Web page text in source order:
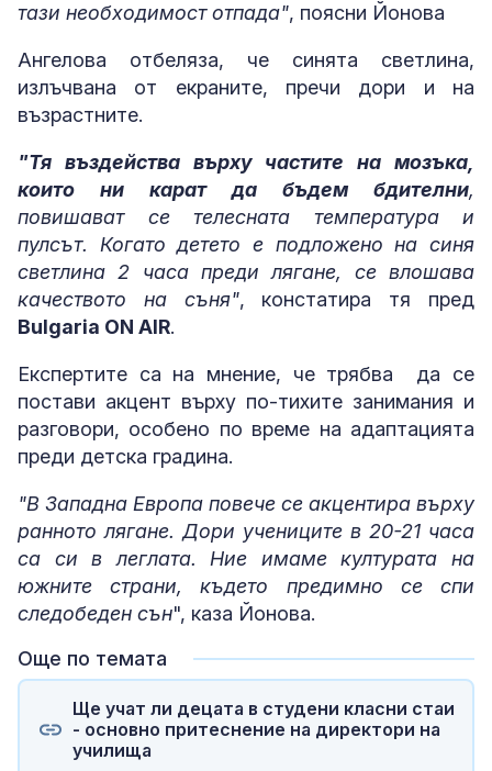
тази необходимост отпада", поясни Йонова
Ангелова отбеляза, че синята светлина,
излъчвана от екраните, пречи дори и на
възрастните.
"Тя въздейства върху частите на мозъка,
които ни карат да бъдем бдителни,
повишават се телесната температура и
пулсът. Когато детето е подложено на синя
светлина 2 часа преди лягане, се влошава
качеството на съня", констатира тя пред
Bulgaria ON AIR.
Експертите са на мнение, че трябва да се
постави акцент върху по-тихите занимания и
разговори, особено по време на адаптацията
преди детска градина.
"В Западна Европа повече се акцентира върху
ранното лягане. Дори учениците в 20-21 часа
са си в леглата. Ние имаме културата на
южните страни, където предимно се спи
следобеден сън", каза Йонова.
Още по темата
Ще учат ли децата в студени класни стаи
- основно притеснение на директори на
училища